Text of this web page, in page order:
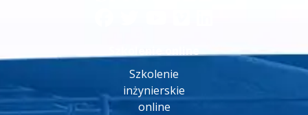
Szkolenie online
Szkolenie
inżynierskie
online